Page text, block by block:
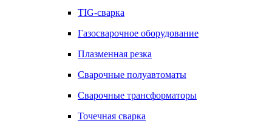
TIG-сварка
Газосварочное оборудование
Плазменная резка
Сварочные полуавтоматы
Сварочные трансформаторы
Точечная сварка